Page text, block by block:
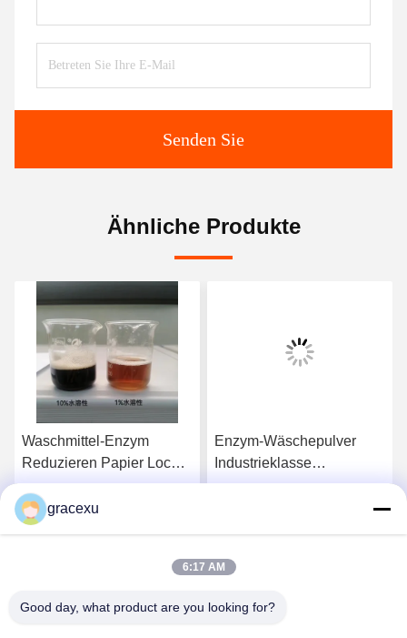
Senden Sie
Ähnliche Produkte
Waschmittel-Enzym
Reduzieren Papier Loch
und Ausfallzeit Reinigung
Mehr als 45 Minuten
Wirkzeit
Enzym-Wäschepulver
Industrieklasse
Anmerkung Vermeiden
gracexu
6:17 AM
Good day, what product are you looking for?